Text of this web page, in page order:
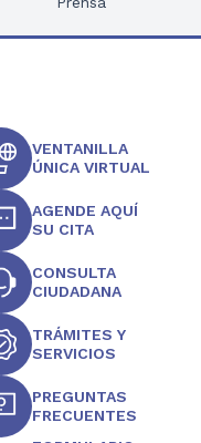
VENTANILLA
ÚNICA VIRTUAL
AGENDE AQUÍ
SU CITA
CONSULTA
CIUDADANA
TRÁMITES Y
SERVICIOS
PREGUNTAS
FRECUENTES